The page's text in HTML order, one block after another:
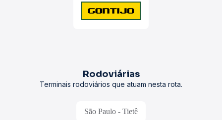
Rodoviárias
Terminais rodoviários que atuam nesta rota.
São Paulo - Tietê